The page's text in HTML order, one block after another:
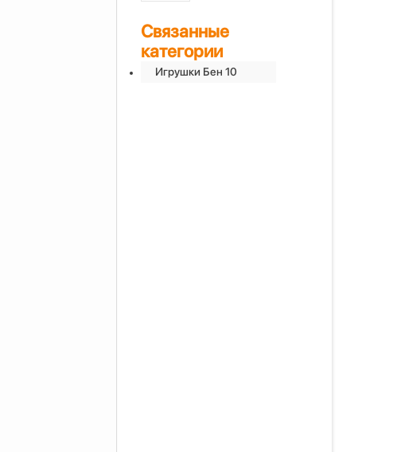
Связанные
категории
Игрушки Бен 10